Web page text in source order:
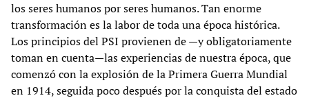
los seres humanos por seres humanos. Tan enorme
transformación es la labor de toda una época histórica.
Los principios del PSI provienen de —y obligatoriamente
toman en cuenta—las experiencias de nuestra época, que
comenzó con la explosión de la Primera Guerra Mundial
en 1914, seguida poco después por la conquista del estado